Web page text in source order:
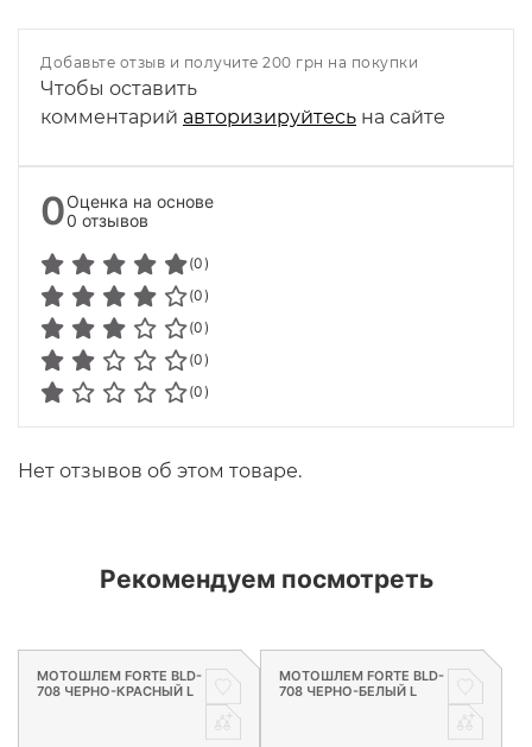
Добавьте отзыв и получите 200 грн на покупки
Чтобы оставить
комментарий авторизируйтесь на сайте
0Оценка на основе
0 отзывов
(0)
(0)
(0)
(0)
(0)
Нет отзывов об этом товаре.
Рекомендуем посмотреть
МОТОШЛЕМ FORTE BLD-
708 ЧЕРНО-КРАСНЫЙ L
МОТОШЛЕМ FORTE BLD-
708 ЧЕРНО-БЕЛЫЙ L